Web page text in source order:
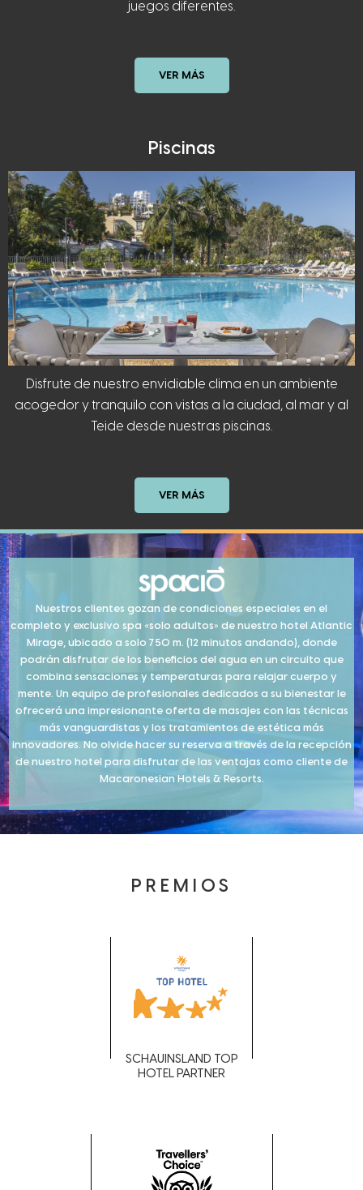
juegos diferentes.
VER MÁS
Piscinas
Disfrute de nuestro envidiable clima en un ambiente
acogedor y tranquilo con vistas a la ciudad, al mar y al
Teide desde nuestras piscinas.
VER MÁS
Nuestros clientes gozan de condiciones especiales en el
completo y exclusivo spa «solo adultos» de nuestro hotel Atlantic
Mirage, ubicado a solo 750 m. (12 minutos andando), donde
podrán disfrutar de los beneficios del agua en un circuito que
combina sensaciones y temperaturas para relajar cuerpo y
mente. Un equipo de profesionales dedicados a su bienestar le
ofrecerá una impresionante oferta de masajes con las técnicas
más vanguardistas y los tratamientos de estética más
innovadores. No olvide hacer su reserva a través de la recepción
de nuestro hotel para disfrutar de las ventajas como cliente de
Macaronesian Hotels & Resorts.
PREMIOS
SCHAUINSLAND TOP
HOTEL PARTNER